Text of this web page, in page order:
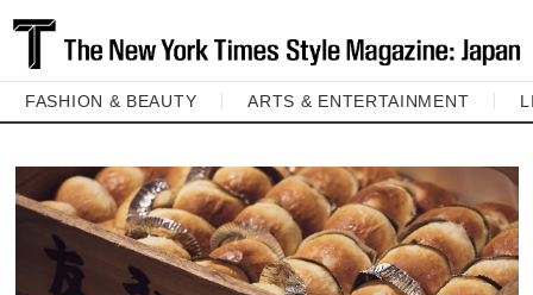
FASHION & BEAUTY ARTS & ENTERTAINMENT